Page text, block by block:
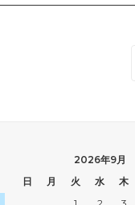
2026年9月
日
月 火 水 木